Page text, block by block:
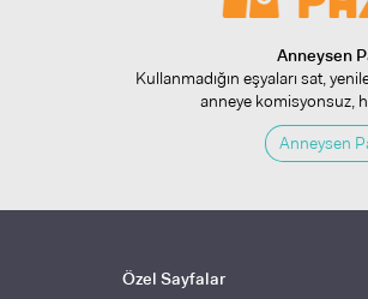
Anneysen
Kullanmadığın eşyaları sat,
anneye komisyonsuz,
Anneysen
Özel Sayfalar